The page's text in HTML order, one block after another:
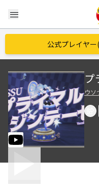
menu
公式プレイヤ
プ
ウソ